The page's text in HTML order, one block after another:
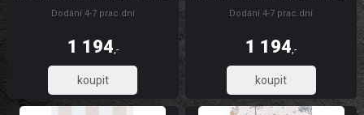
zeď. Vliesové tapety na zeď se
zakrytí jemných prasklin.
Dodání 4-7 prac.dní
1 194,-
987,12
zeď. Vliesové tapety na zeď se
zakrytí jemných prasklin.
Dodání 4-7 prac.dní
1 194,-
987,12